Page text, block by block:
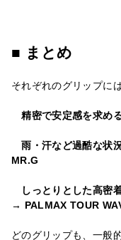
■ まとめ
それぞれのグリップに
精密で安定感を求め
雨・汗など過酷な状
MR.G
しっとりとした高密
→ PALMAX TOUR
どのグリップも、一般